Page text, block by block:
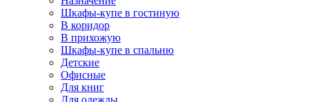
Шкафы-купе в гостиную
В коридор
В прихожую
Шкафы-купе в спальню
Детские
Офисные
Для книг
Для одежды